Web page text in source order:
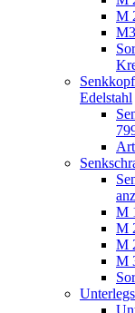
M
M3
Edelstahl
M
M
M
M